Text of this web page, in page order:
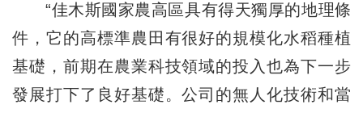
“佳木斯國家農高區具有得天獨厚的地理條
件，它的高標準農田有很好的規模化水稻種植
基礎，前期在農業科技領域的投入也為下一步
發展打下了良好基礎。公司的無人化技術和當